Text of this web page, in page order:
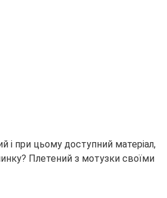
і при цьому доступний матеріал,
Плетений з мотузки своїми